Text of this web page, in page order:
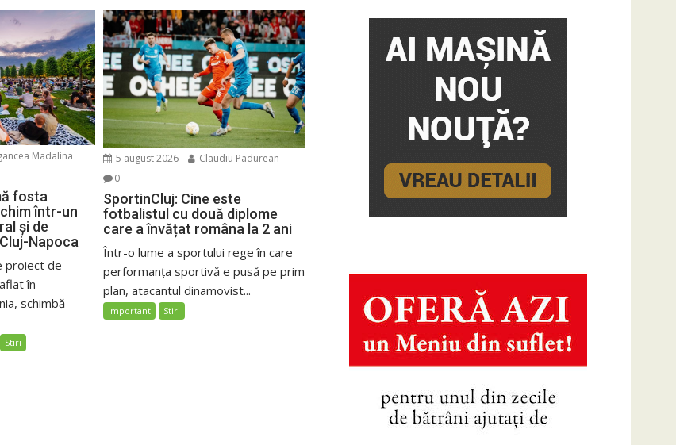
Madalina
fosta
într-un
și de
Napoca
proiect de
în
schimbă
Stiri
5 august 2026
Claudiu Padurean
0
SportinCluj: Cine este
fotbalistul cu două diplome
care a învățat româna la 2 ani
Într-o lume a sportului rege în care
performanța sportivă e pusă pe prim
plan, atacantul dinamovist...
Important Stiri